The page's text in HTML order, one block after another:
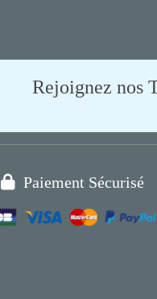
Rejoignez nos
 Paiement Sécurisé